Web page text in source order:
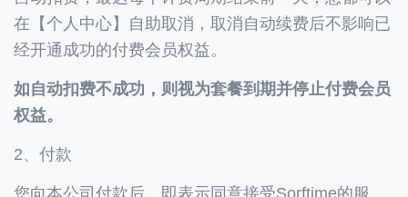
在【个人中心】自助取消，取消自动续费后不影响已
经开通成功的付费会员权益。
如自动扣费不成功，则视为套餐到期并停止付费会员
权益。
2、付款